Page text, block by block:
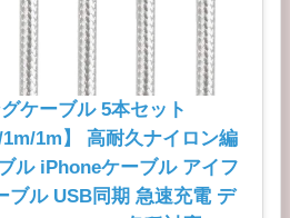
ケーブル 5本セット
1m/1m】 高耐久ナイロン編
ル iPhoneケーブル アイフ
ブル USB同期 急速充電 デ